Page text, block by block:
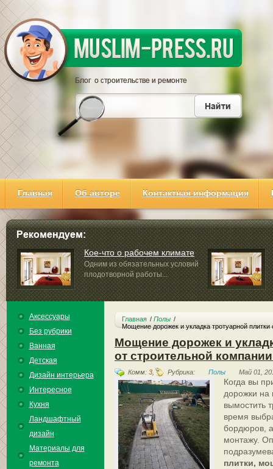
Главная Об авторе Контактная информация
Кое-что о рабочем климате
Одним из обязательных условий
плодотворной работы...
выключатели
Аксессуары
Без рубрики
Ванная
Детская
Дизайн интерьера
Интересное
Кухня
Ландшафтный
дизайн
Материалы для
ремонта
Главная
Полы
Мощение дорожек и укладка тротуарной
Мощение дорожек и
от строительной
Комм: 3, Рубрика: Полы Май 01,
Когда вы
дорожки на
вымостить
время
бордюров,
монтажу.
плитки,